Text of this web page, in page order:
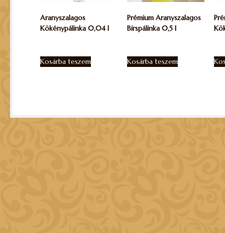
Aranyszalagos
Kökénypálinka 0,04 l
Kosárba teszem
Prémium Aranyszalagos
Birspálinka 0,5 l
Kosárba teszem